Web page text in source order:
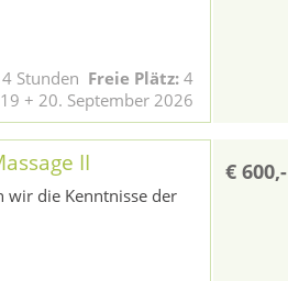
Stunden Freie Plätz:4
+ 20. September 2026
II
wir die Kenntnisse der
€ 600,-